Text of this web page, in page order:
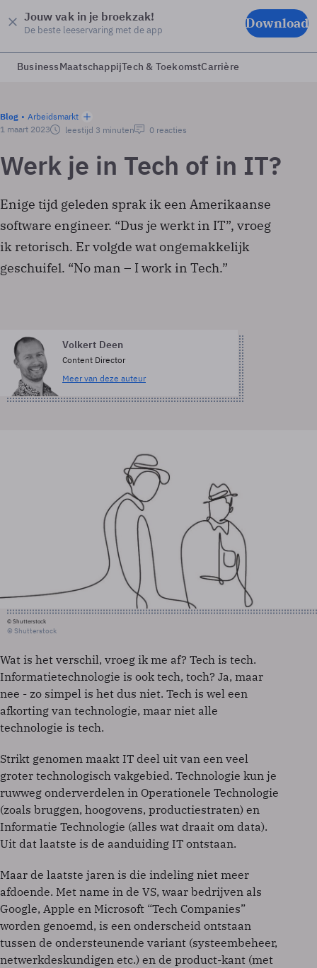
Jouw vak in je broekzak!
De beste leeservaring met de app Download
BusinessMaatschappijTech & ToekomstCarrière
Blog
Arbeidsmarkt
1 maart 2023
leestijd 3 minuten 0 reacties
Werk je in Tech of in IT?
Enige tijd geleden sprak ik een Amerikaanse
software engineer. “Dus je werkt in IT”, vroeg
ik retorisch. Er volgde wat ongemakkelijk
geschuifel. “No man – I work in Tech.”
Volkert Deen
Content Director
Meer van deze auteur
© Shutterstock
© Shutterstock
Wat is het verschil, vroeg ik me af? Tech is tech.
Informatietechnologie is ook tech, toch? Ja, maar
nee - zo simpel is het dus niet. Tech is wel een
afkorting van technologie, maar niet alle
technologie is tech.
Strikt genomen maakt IT deel uit van een veel
groter technologisch vakgebied. Technologie kun je
ruwweg onderverdelen in Operationele Technologie
(zoals bruggen, hoogovens, productiestraten) en
Informatie Technologie (alles wat draait om data).
Uit dat laatste is de aanduiding IT ontstaan.
Maar de laatste jaren is die indeling niet meer
afdoende. Met name in de VS, waar bedrijven als
Google, Apple en Microsoft “Tech Companies”
worden genoemd, is een onderscheid ontstaan
tussen de ondersteunende variant (systeembeheer,
netwerkdeskundigen etc.) en de product-kant (met